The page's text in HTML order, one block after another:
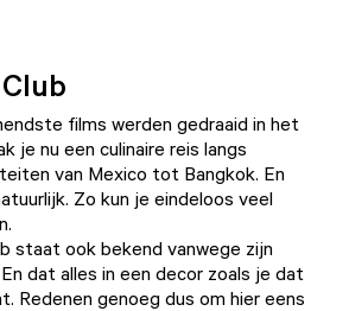
films werden gedraaid in het
je nu een culinaire reis langs
van Mexico tot Bangkok. En
Zo kun je eindeloos veel
staat ook bekend vanwege zijn
dat alles in een decor zoals je dat
Redenen genoeg dus om hier eens